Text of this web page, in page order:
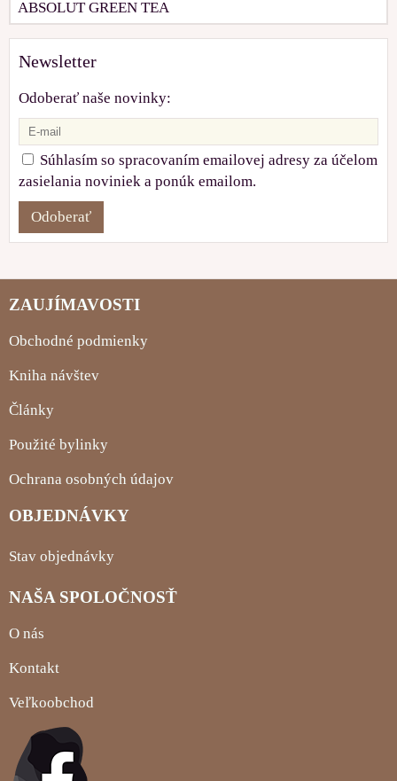
ABSOLUT GREEN TEA
Newsletter
Odoberať naše novinky:
Súhlasím so spracovaním emailovej adresy za účelom
zasielania noviniek a ponúk emailom.
Odoberať
ZAUJÍMAVOSTI
Obchodné podmienky
Kniha návštev
Články
Použité bylinky
Ochrana osobných údajov
OBJEDNÁVKY
Stav objednávky
NAŠA SPOLOČNOSŤ
O nás
Kontakt
Veľkoobchod